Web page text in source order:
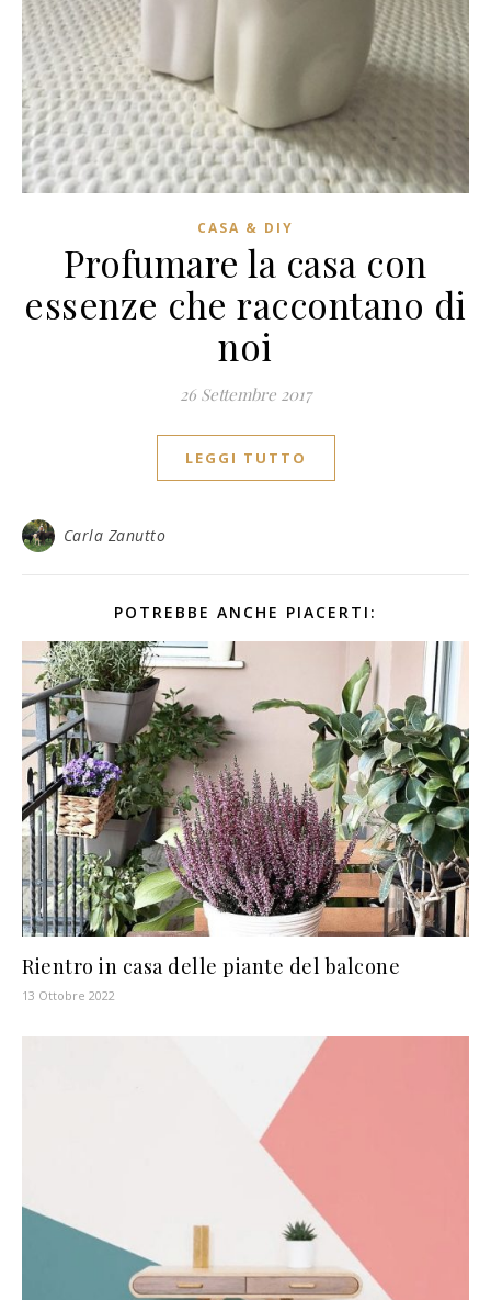
CASA & DIY
Profumare la casa con
essenze che raccontano di
noi
26 Settembre 2017
LEGGI TUTTO
Carla Zanutto
POTREBBE ANCHE PIACERTI:
Rientro in casa delle piante del balcone
13 Ottobre 2022